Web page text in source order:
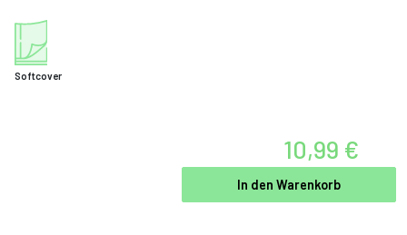
Softcover
10,99 €
In den Warenkorb